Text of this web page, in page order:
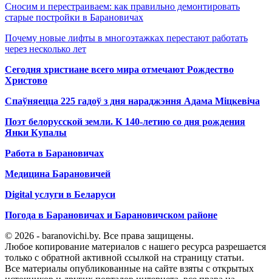
Сносим и перестраиваем: как правильно демонтировать
старые постройки в Барановичах
Почему новые лифты в многоэтажках перестают работать
через несколько лет
Сегодня христиане всего мира отмечают Рождество
Христово
Спаўняецца 225 гадоў з дня нараджэння Адама Міцкевіча
Поэт белорусской земли. К 140-летию со дня рождения
Янки Купалы
Работа в Барановичах
Медицина Барановичей
Digital услуги в Беларуси
Погода в Барановичах и Барановичском районе
© 2026 - baranovichi.by. Все права защищены.
Любое копирование материалов с нашего ресурса разрешается
только с обратной активной ссылкой на страницу статьи.
Все материалы опубликованные на сайте взяты с открытых